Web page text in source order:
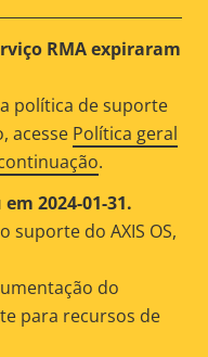
RMA expiraram
política de suporte
acesse Política geral
.
2024-01-31.
do AXIS OS,
do
para recursos de